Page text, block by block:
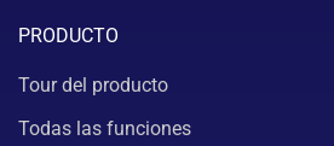
PRODUCTO
Tour del producto
Todas las funciones